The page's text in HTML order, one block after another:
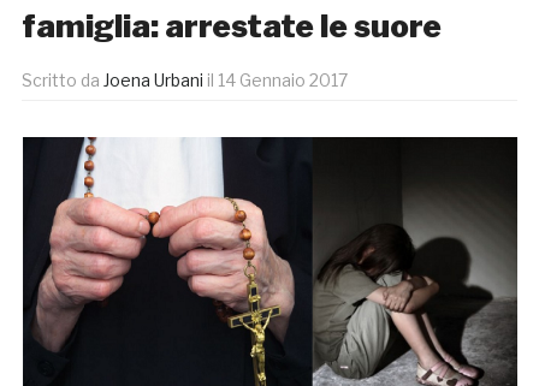
famiglia: arrestate le suore
Scritto da Joena Urbani il 14 Gennaio 2017